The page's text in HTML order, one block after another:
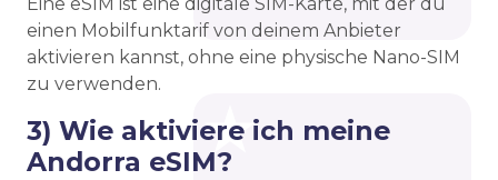
Eine eSIM ist eine digitale SIM-Karte, mit der du
einen Mobilfunktarif von deinem Anbieter
aktivieren kannst, ohne eine physische Nano-SIM
zu verwenden.
3) Wie aktiviere ich meine
Andorra eSIM?